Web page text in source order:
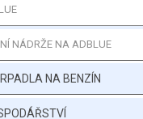
NÁDRŽE NA ADBLUE
NA BENZÍN